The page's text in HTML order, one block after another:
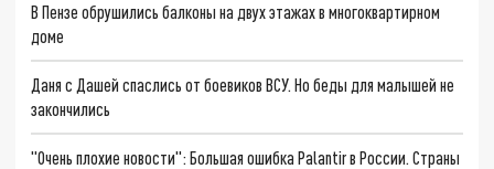
В Пензе обрушились балконы на двух этажах в многоквартирном
доме
Даня с Дашей спаслись от боевиков ВСУ. Но беды для малышей не
закончились
"Очень плохие новости": Большая ошибка Palantir в России. Страны